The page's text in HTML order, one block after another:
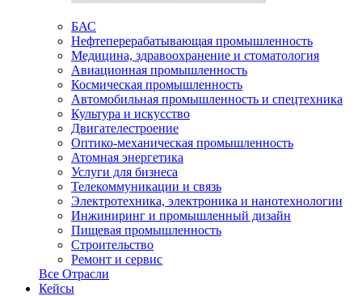
БАС
Нефтеперерабатывающая промышленность
Медицина, здравоохранение и стоматология
Авиационная промышленность
Космическая промышленность
Автомобильная промышленность и спецтехника
Культура и искусство
Двигателестроение
Оптико-механическая промышленность
Атомная энергетика
Услуги для бизнеса
Телекоммуникации и связь
Электротехника, электроника и нанотехнологии
Инжиниринг и промышленный дизайн
Пищевая промышленность
Строительство
Ремонт и сервис
Все Отрасли
Кейсы